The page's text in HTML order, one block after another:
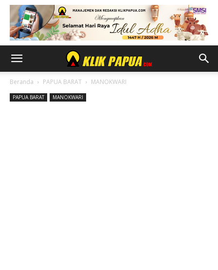
Beranda PAPUA BARAT MANOKWARI
PAPUA BARAT MANOKWARI